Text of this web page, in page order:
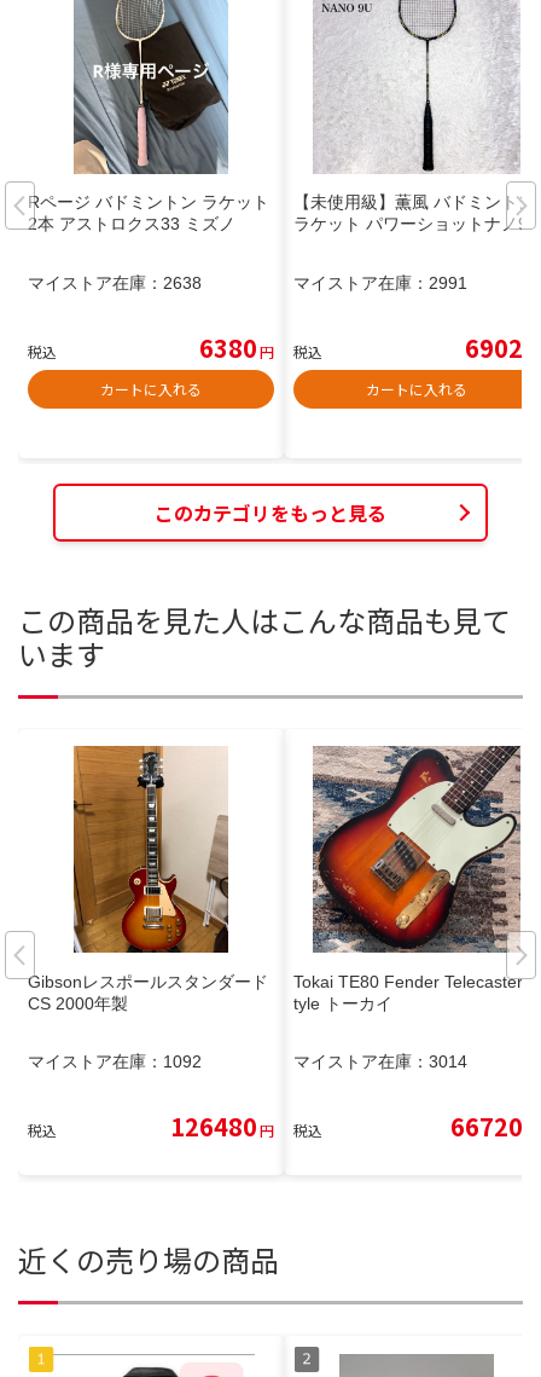
Rページ バドミントン ラケット
2本 アストロクス33 ミズノ
マイストア在庫： 2638
税込 6380円
カートに入れる
【未使用級】薫風 バドミントン
ラケット パワーショットナノ9U
マイストア在庫： 2991
税込 6902
カートに入れる
このカテゴリをもっと見る
この商品を見た人はこんな商品も見て
います
Gibsonレスポールスタンダード
CS 2000年製
マイストア在庫： 1092
税込 126480円
Tokai TE80 Fender Telecaster s
tyle トーカイ
マイストア在庫： 3014
税込 66720
近くの売り場の商品